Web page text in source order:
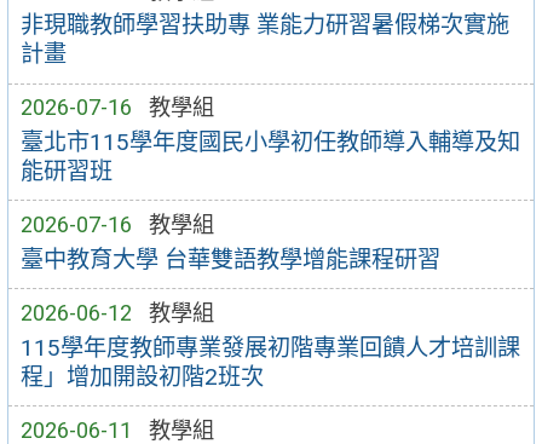
非現職教師學習扶助專 業能力研習暑假梯次實施
計畫
2026-07-16 教學組
臺北市115學年度國民小學初任教師導入輔導及知
能研習班
2026-07-16 教學組
臺中教育大學 台華雙語教學增能課程研習
2026-06-12 教學組
115學年度教師專業發展初階專業回饋人才培訓課
程」增加開設初階2班次
2026-06-11 教學組